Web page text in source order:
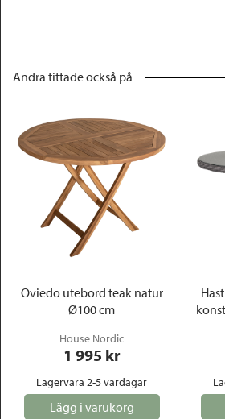
Andra tittade också på
Oviedo utebord teak natur
Ø100 cm
House Nordic
1 995 kr
Lagervara 2-5 vardagar
Lägg i varukorg